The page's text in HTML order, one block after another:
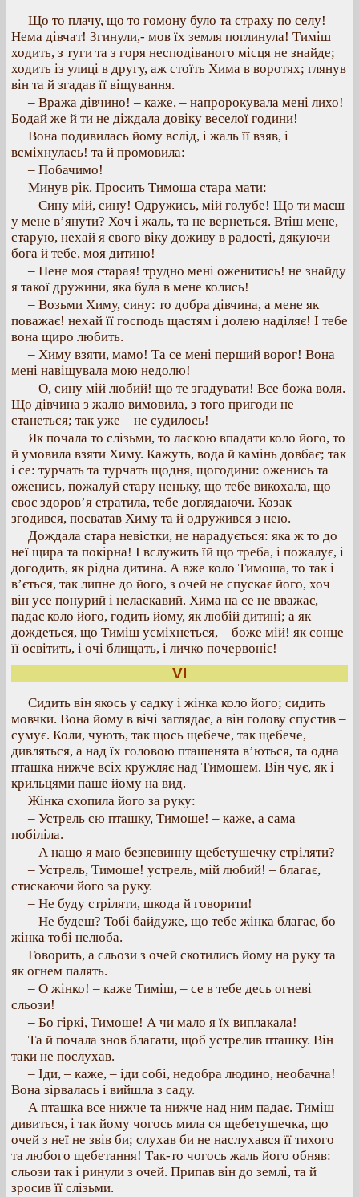
Що то плачу, що то гомону було та страху по селу!
Нема дівчат! Згинули,- мов їх земля поглинула! Тиміш
ходить, з туги та з горя несподіваного місця не знайде;
ходить із улиці в другу, аж стоїть Хима в воротях; глянув
він та й згадав її віщування.
– Вража дівчино! – каже, – напророкувала мені лихо!
Бодай же й ти не діждала довіку веселої години!
Вона подивилась йому вслід, і жаль її взяв, і
всміхнулась! та й промовила:
– Побачимо!
Минув рік. Просить Тимоша стара мати:
– Сину мій, сину! Одружись, мій голубе! Що ти маєш
у мене в’янути? Хоч і жаль, та не вернеться. Втіш мене,
старую, нехай я свого віку доживу в радості, дякуючи
бога й тебе, моя дитино!
– Нене моя старая! трудно мені оженитись! не знайду
я такої дружини, яка була в мене колись!
– Возьми Химу, сину: то добра дівчина, а мене як
поважає! нехай її господь щастям і долею наділяє! І тебе
вона щиро любить.
– Химу взяти, мамо! Та се мені перший ворог! Вона
мені навіщувала мою недолю!
– О, сину мій любий! що те згадувати! Все божа воля.
Що дівчина з жалю вимовила, з того пригоди не
станеться; так уже – не судилось!
Як почала то слізьми, то ласкою впадати коло його, то
й умовила взяти Химу. Кажуть, вода й камінь довбає; так
і се: турчать та турчать щодня, щогодини: оженись та
оженись, пожалуй стару неньку, що тебе викохала, що
своє здоров’я стратила, тебе доглядаючи. Козак
згодився, посватав Химу та й одружився з нею.
Дождала стара невістки, не нарадується: яка ж то до
неї щира та покірна! І вслужить їй що треба, і пожалує, і
догодить, як рідна дитина. А вже коло Тимоша, то так і
в’ється, так липне до його, з очей не спускає його, хоч
він усе понурий і неласкавий. Хима на се не вважає,
падає коло його, годить йому, як любій дитині; а як
дождеться, що Тиміш усміхнеться, – боже мій! як сонце
її освітить, і очі блищать, і личко почервоніє!
VI
Сидить він якось у садку і жінка коло його; сидить
мовчки. Вона йому в вічі заглядає, а він голову спустив –
сумує. Коли, чують, так щось щебече, так щебече,
дивляться, а над їх головою пташенята в’ються, та одна
пташка нижче всіх кружляє над Тимошем. Він чує, як і
крильцями паше йому на вид.
Жінка схопила його за руку:
– Устрель сю пташку, Тимоше! – каже, а сама
побіліла.
– А нащо я маю безневинну щебетушечку стріляти?
– Устрель, Тимоше! устрель, мій любий! – благає,
стискаючи його за руку.
– Не буду стріляти, шкода й говорити!
– Не будеш? Тобі байдуже, що тебе жінка благає, бо
жінка тобі нелюба.
Говорить, а сльози з очей скотились йому на руку та
як огнем палять.
– О жінко! – каже Тиміш, – се в тебе десь огневі
сльози!
– Бо гіркі, Тимоше! А чи мало я їх виплакала!
Та й почала знов благати, щоб устрелив пташку. Він
таки не послухав.
– Іди, – каже, – іди собі, недобра людино, необачна!
Вона зірвалась і вийшла з саду.
А пташка все нижче та нижче над ним падає. Тиміш
дивиться, і так йому чогось мила ся щебетушечка, що
очей з неї не звів би; слухав би не наслухався її тихого
та любого щебетання! Так-то чогось жаль його обняв:
сльози так і ринули з очей. Припав він до землі, та й
зросив її слізьми.